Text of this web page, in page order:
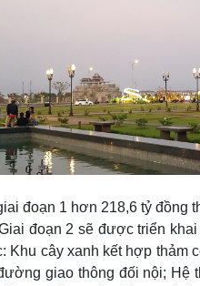
đoạn 1 hơn 218,6 tỷ đồng
đoạn 2 sẽ được triển
Khu cây xanh kết hợp thảm
giao thông đối nội; Hệ